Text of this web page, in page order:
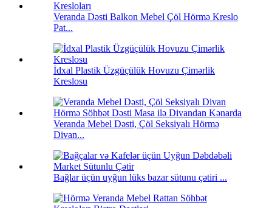
Veranda Dəsti Balkon Mebel Çöl Hörmə Kreslo
Pat...
İdxal Plastik Üzgüçülük Hovuzu Çimərlik
Kreslosu
Veranda Mebel Dəsti, Çöl Seksiyalı Hörmə
Divan...
Bağlar üçün uyğun lüks bazar sütunu çətiri ...